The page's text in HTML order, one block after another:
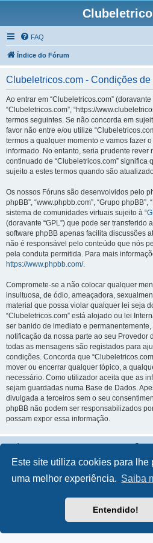
Este site utiliza cookies para lhe
uma melhor experiência. Saiba
Entendido!
FAQ
Índice do Fórum
Clubeletricos.com - Condições
Ao entrar em “Clubeletricos.com” (doravante
“Clubeletricos.com”, “https://
termos seguintes. Se não concorda em
favor não entre e/ou utilize
termos a qualquer momento e vamos fazer
informado. No entanto, seria prudente rever
continuado de “Clubeletricos.com” significa
sujeito a estes termos quando são
Os nossos Fóruns são desenvolvidos pelo
phpBB”, “www.phpbb.com”, “Grupo
sistema de comunidades virtuais sujeito à “
(doravante “GPL”) que pode ser transferido
software phpBB apenas facilita discussões
não é responsável pelo conteúdo que nós
pela conduta permitida. Para mais
https://www.phpbb.com/.
Compromete-se a não colocar qualquer
insultuosa, de ódio, ameaçadora,
material que possa violar qualquer lei seja
“Clubeletricos.com” está alojado ou lei
ser banido de imediato e
notificação da nossa parte ao seu Provedor
todas as mensagens são registados para
condições. Concorda que
mover ou encerrar qualquer tópico, a
necessário. Como utilizador aceita que as
sejam guardadas numa Base de Dados.
divulgada a terceiros sem o seu
phpBB não podem ser responsabilizados
possam expor essa informação.
phpBB
® Forum
Traduzido por: